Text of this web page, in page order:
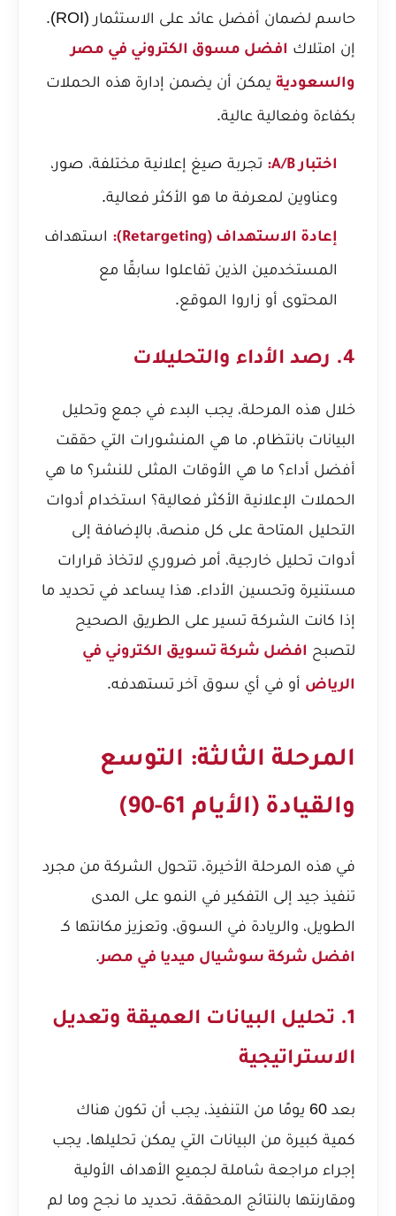
حاسم لضمان أفضل عائد على الاستثمار (ROI).
إن امتلاك افضل مسوق الكتروني في مصر
والسعودية يمكن أن يضمن إدارة هذه الحملات
بكفاءة وفعالية عالية.
اختبار A/B:
تجربة صيغ إعلانية مختلفة، صور،
وعناوين لمعرفة ما هو الأكثر فعالية.
إعادة الاستهداف (Retargeting):
استهداف
المستخدمين الذين تفاعلوا سابقًا مع
المحتوى أو زاروا الموقع.
4. رصد الأداء والتحليلات
خلال هذه المرحلة، يجب البدء في جمع وتحليل
البيانات بانتظام. ما هي المنشورات التي حققت
أفضل أداء؟ ما هي الأوقات المثلى للنشر؟ ما هي
الحملات الإعلانية الأكثر فعالية؟ استخدام أدوات
التحليل المتاحة على كل منصة، بالإضافة إلى
أدوات تحليل خارجية، أمر ضروري لاتخاذ قرارات
مستنيرة وتحسين الأداء. هذا يساعد في تحديد ما
إذا كانت الشركة تسير على الطريق الصحيح
لتصبح افضل شركة تسويق الكتروني في
الرياض أو في أي سوق آخر تستهدفه.
المرحلة الثالثة: التوسع
والقيادة (الأيام 61-90)
في هذه المرحلة الأخيرة، تتحول الشركة من مجرد
تنفيذ جيد إلى التفكير في النمو على المدى
الطويل، والريادة في السوق، وتعزيز مكانتها كـ
افضل شركة سوشيال ميديا في مصر.
1. تحليل البيانات العميقة وتعديل
الاستراتيجية
بعد 60 يومًا من التنفيذ، يجب أن تكون هناك
كمية كبيرة من البيانات التي يمكن تحليلها. يجب
إجراء مراجعة شاملة لجميع الأهداف الأولية
ومقارنتها بالنتائج المحققة. تحديد ما نجح وما لم